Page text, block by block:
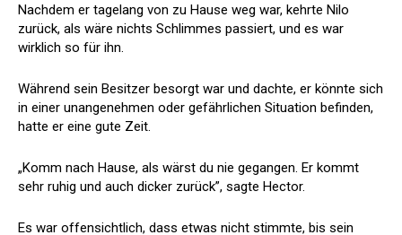
Nachdem er tagelang von zu Hause weg war, kehrte Nilo
zurück, als wäre nichts Schlimmes passiert, und es war
wirklich so für ihn.
Während sein Besitzer besorgt war und dachte, er könnte sich
in einer unangenehmen oder gefährlichen Situation befinden,
hatte er eine gute Zeit.
„Komm nach Hause, als wärst du nie gegangen. Er kommt
sehr ruhig und auch dicker zurück”, sagte Hector.
Es war offensichtlich, dass etwas nicht stimmte, bis sein